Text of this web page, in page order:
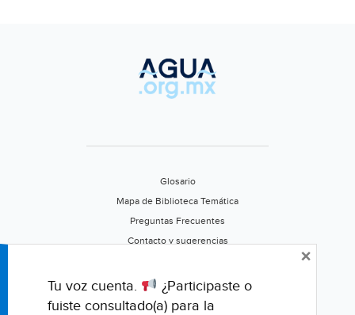
Glosario
Mapa de Biblioteca Temática
Preguntas Frecuentes
Contacto y sugerencias
Califica este portal
Tu voz cuenta.
¿Participaste o
fuiste consultado(a) para la
×